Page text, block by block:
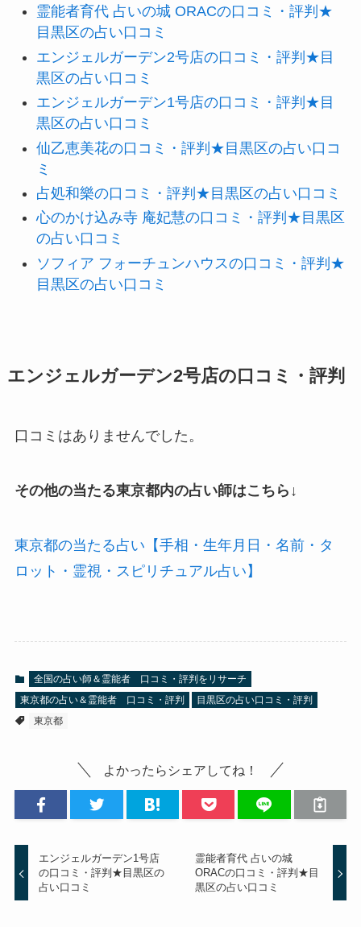
霊能者育代 占いの城 ORACの口コミ・評判★
目黒区の占い口コミ
エンジェルガーデン2号店の口コミ・評判★目
黒区の占い口コミ
エンジェルガーデン1号店の口コミ・評判★目
黒区の占い口コミ
仙乙恵美花の口コミ・評判★目黒区の占い口コ
ミ
占処和樂の口コミ・評判★目黒区の占い口コミ
心のかけ込み寺 庵妃慧の口コミ・評判★目黒区
の占い口コミ
ソフィア フォーチュンハウスの口コミ・評判★
目黒区の占い口コミ
エンジェルガーデン2号店の口コミ・評判
口コミはありませんでした。
その他の当たる東京都内の占い師はこちら↓
東京都の当たる占い【手相・生年月日・名前・タ
ロット・霊視・スピリチュアル占い】
全国の占い師＆霊能者 口コミ・評判をリサーチ
東京都の占い＆霊能者 口コミ・評判
目黒区の占い口コミ・評判
東京都
よかったらシェアしてね！
エンジェルガーデン1号店
の口コミ・評判★目黒区の
占い口コミ
霊能者育代 占いの城
ORACの口コミ・評判★目
黒区の占い口コミ